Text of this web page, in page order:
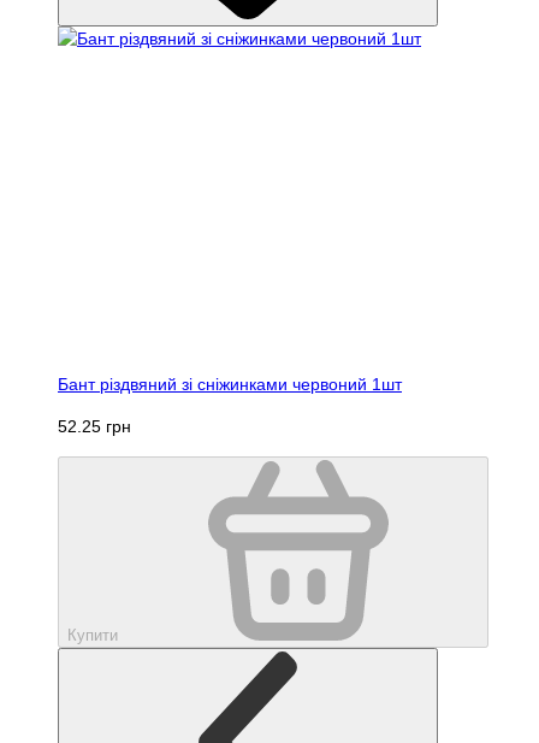
Бант різдвяний зі сніжинками червоний 1шт
52.25 грн
Купити